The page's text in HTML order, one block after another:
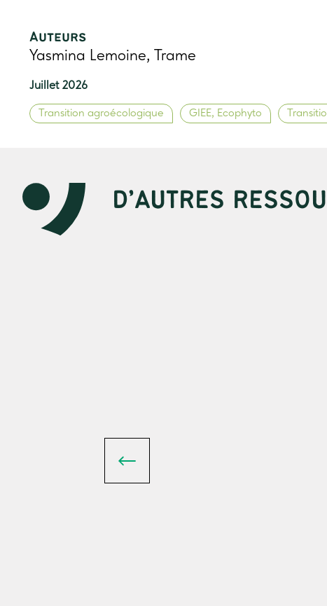
Auteurs
Yasmina Lemoine, Trame
Juillet 2026
Transition agroécologique GIEE, Ecophyto
D’AUTRES